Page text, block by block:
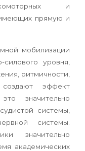
и
имеющих прямую и
мобилизации
уровня,
ритмичности,
создают эффект
значительно
системы,
системы.
значительно
академических